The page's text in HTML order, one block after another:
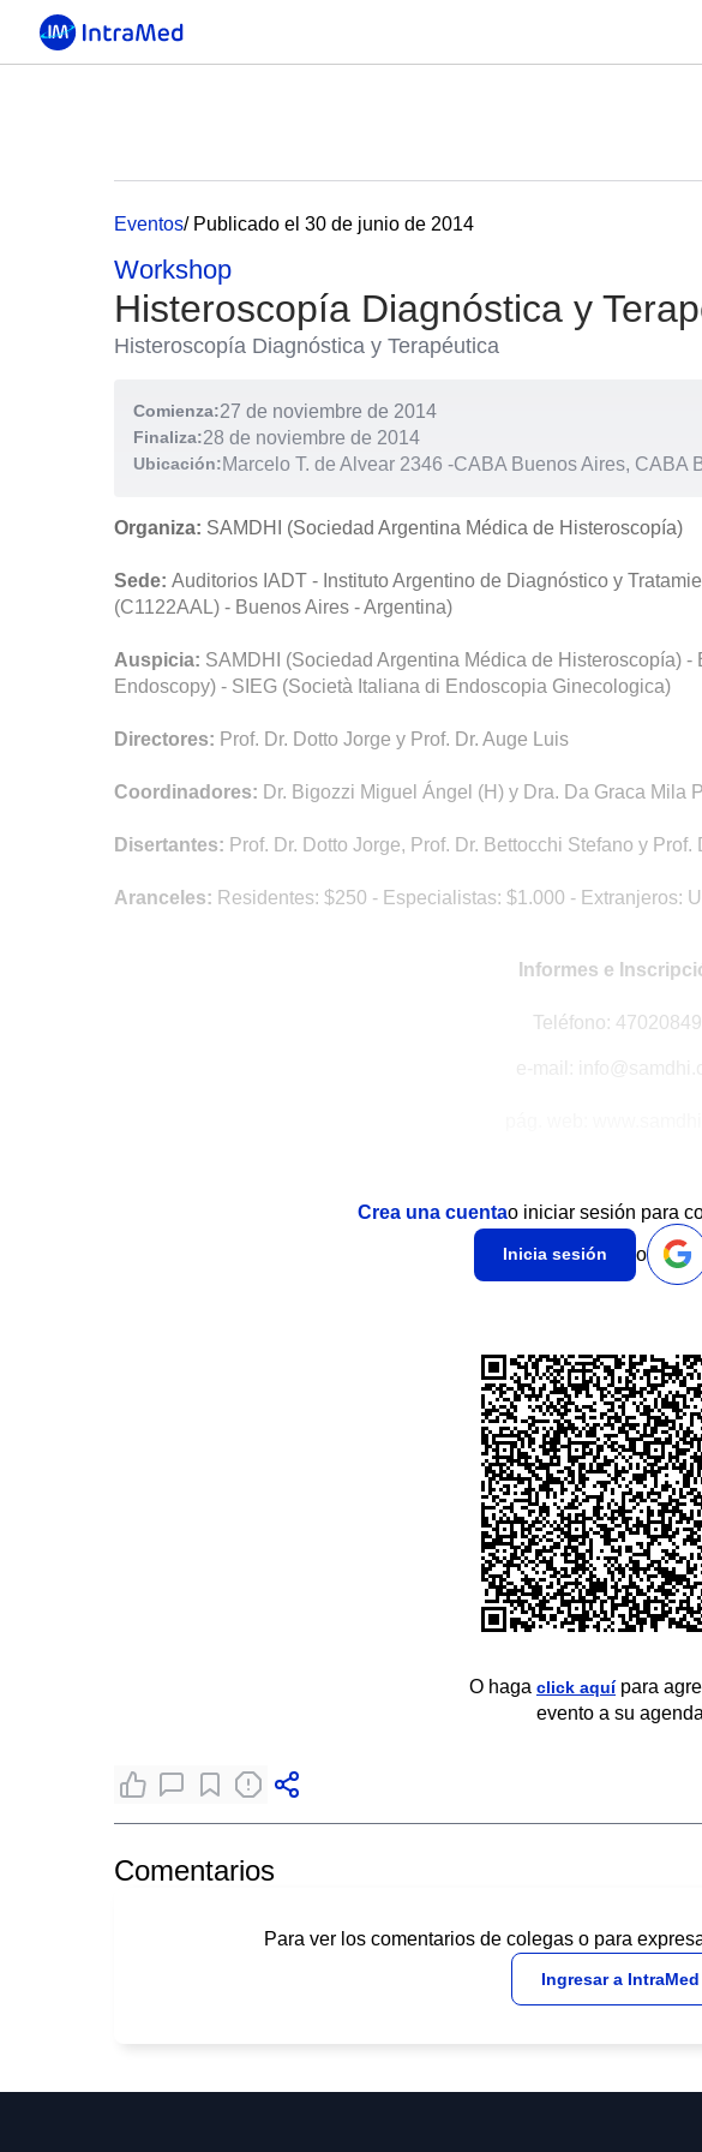
Eventos/ Publicado el 30 de junio de 2014
Workshop
Histeroscopía Diagnóstica y
Histeroscopía Diagnóstica y Terapéutica
Comienza:27 de noviembre de 2014
Finaliza:28 de noviembre de 2014
Ubicación:Marcelo T. de Alvear 2346 -CABA Buenos Aires, CABA
Organiza: SAMDHI (Sociedad Argentina Médica de Histeroscopía)
Sede: Auditorios IADT - Instituto Argentino de Diagnóstico y
(C1122AAL) - Buenos Aires - Argentina)
Auspicia: SAMDHI (Sociedad Argentina Médica de Histeroscopía)
Endoscopy) - SIEG (Società Italiana di Endoscopia Ginecologica)
Directores: Prof. Dr. Dotto Jorge y Prof. Dr. Auge Luis
Coordinadores: Dr. Bigozzi Miguel Ángel (H) y Dra. Da Graca Mila
Disertantes: Prof. Dr. Dotto Jorge, Prof. Dr. Bettocchi Stefano y Prof.
Aranceles: Residentes: $250 - Especialistas: $1.000 - Extranjeros:
Informes e
Teléfono: 47020849
Crea una cuentao iniciar sesión para
Inicia sesión o
O haga click aquípara
evento a su agenda
Comentarios
Para ver los comentarios de colegas o para
Ingresar a IntraMed